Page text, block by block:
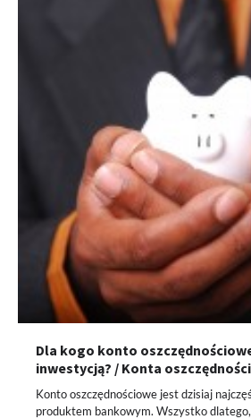
Dla kogo konto
inwestycją? / Konta
Konto oszczędnościowe jest dzisiaj
produktem bankowym. Wszystko